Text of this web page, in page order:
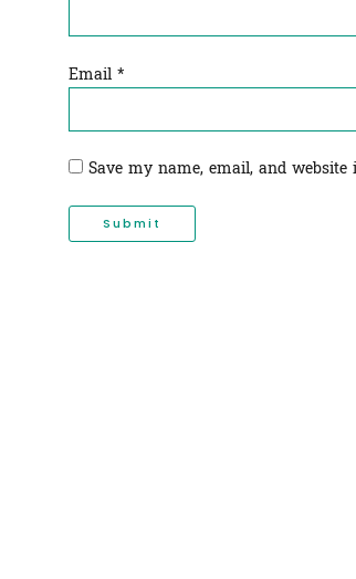
Email *
Save my name, email, and